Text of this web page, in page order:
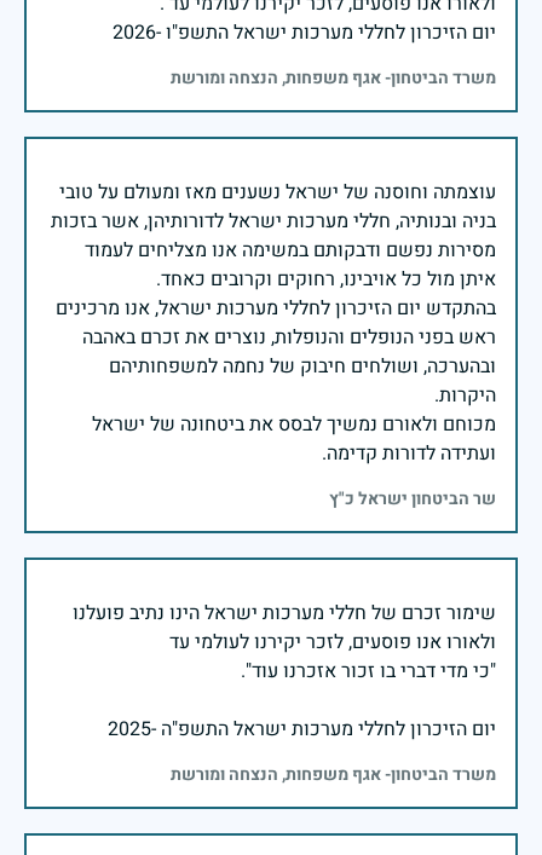
יום הזיכרון לחללי מערכות ישראל התשפ"ו -2026
משרד הביטחון- אגף משפחות, הנצחה ומורשת
עוצמתה וחוסנה של ישראל נשענים מאז ומעולם על טובי
בניה ובנותיה, חללי מערכות ישראל לדורותיהן, אשר בזכות
מסירות נפשם ודבקותם במשימה אנו מצליחים לעמוד
בהתקדש יום הזיכרון לחללי מערכות ישראל, אנו מרכינים
ראש בפני הנופלים והנופלות, נוצרים את זכרם באהבה
ובהערכה, ושולחים חיבוק של נחמה למשפחותיהם
מכוחם ולאורם נמשיך לבסס את ביטחונה של ישראל
ועתידה לדורות קדימה.
שר הביטחון ישראל כ"ץ
שימור זכרם של חללי מערכות ישראל הינו נתיב פועלנו
יום הזיכרון לחללי מערכות ישראל התשפ"ה -2025
משרד הביטחון- אגף משפחות, הנצחה ומורשת